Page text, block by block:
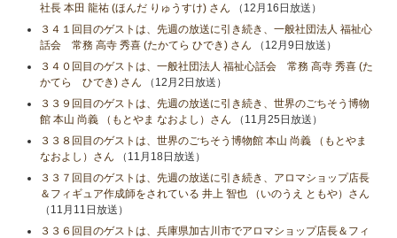
社長 本田 龍祐 (ほんだ りゅうすけ) さん （12月16日放送）
３４１回目のゲストは、先週の放送に引き続き、一般社団法人 福祉心
話会 常務 高寺 秀喜 (たかてら ひでき) さん （12月9日放送）
３４０回目のゲストは、一般社団法人 福祉心話会 常務 高寺 秀喜 (た
かてら ひでき) さん （12月2日放送）
３３９回目のゲストは、先週の放送に引き続き、世界のごちそう博物
館 本山 尚義 （もとやま なおよし）さん （11月25日放送）
３３８回目のゲストは、世界のごちそう博物館 本山 尚義 （もとやま
なおよし）さん （11月18日放送）
３３７回目のゲストは、先週の放送に引き続き、アロマショップ店長
＆フィギュア作成師をされている 井上 智也 （いのうえ ともや）さん
（11月11日放送）
３３６回目のゲストは、兵庫県加古川市でアロマショップ店長＆フィ